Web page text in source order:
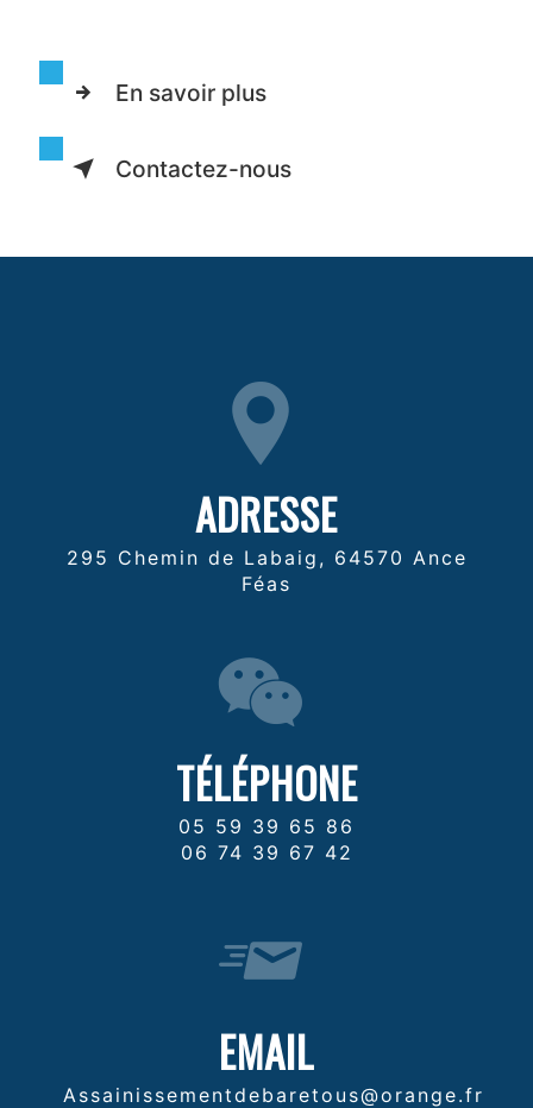
En savoir plus
Contactez-nous
ADRESSE
295 Chemin de Labaig, 64570 Ance
Féas
TÉLÉPHONE
05 59 39 65 86
06 74 39 67 42
EMAIL
assainissementdebaretous@orange.fr